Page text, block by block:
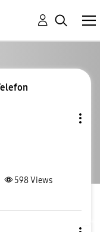
598Views